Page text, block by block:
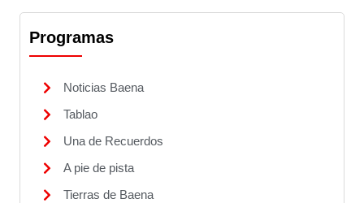
Programas
Noticias Baena
Tablao
Una de Recuerdos
A pie de pista
Tierras de Baena